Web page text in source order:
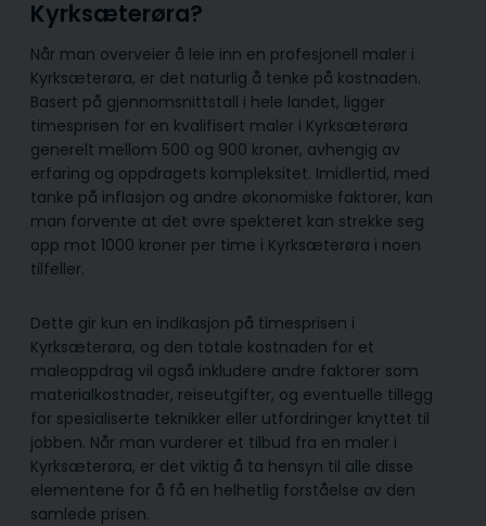
Kyrksæterøra?
Når man overveier å leie inn en profesjonell maler i
Kyrksæterøra, er det naturlig å tenke på kostnaden.
Basert på gjennomsnittstall i hele landet, ligger
timesprisen for en kvalifisert maler i Kyrksæterøra
generelt mellom 500 og 900 kroner, avhengig av
erfaring og oppdragets kompleksitet. Imidlertid, med
tanke på inflasjon og andre økonomiske faktorer, kan
man forvente at det øvre spekteret kan strekke seg
opp mot 1000 kroner per time i Kyrksæterøra i noen
tilfeller.
Dette gir kun en indikasjon på timesprisen i
Kyrksæterøra, og den totale kostnaden for et
maleoppdrag vil også inkludere andre faktorer som
materialkostnader, reiseutgifter, og eventuelle tillegg
for spesialiserte teknikker eller utfordringer knyttet til
jobben. Når man vurderer et tilbud fra en maler i
Kyrksæterøra, er det viktig å ta hensyn til alle disse
elementene for å få en helhetlig forståelse av den
samlede prisen.